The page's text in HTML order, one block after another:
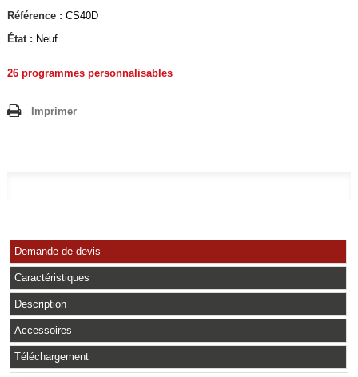
Référence : CS40D
État : Neuf
26 programmes personnalisables
Imprimer
Demande de devis
Caractéristiques
Description
Accessoires
Téléchargement